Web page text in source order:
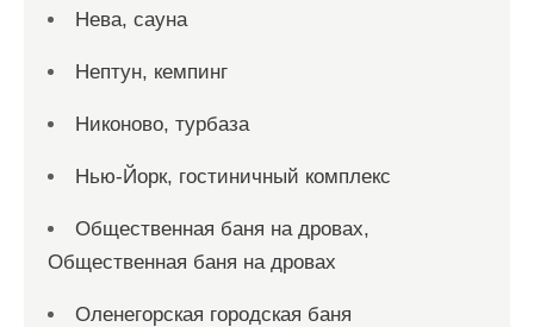
Нева, сауна
Нептун, кемпинг
Никоново, турбаза
Нью-Йорк, гостиничный комплекс
Общественная баня на дровах,
Общественная баня на дровах
Оленегорская городская баня